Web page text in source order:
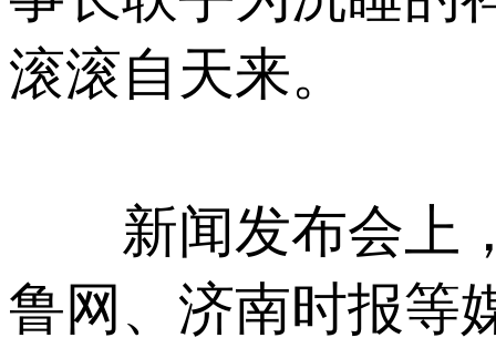
滚滚自天来。
新闻发布会上，山
鲁网、济南时报